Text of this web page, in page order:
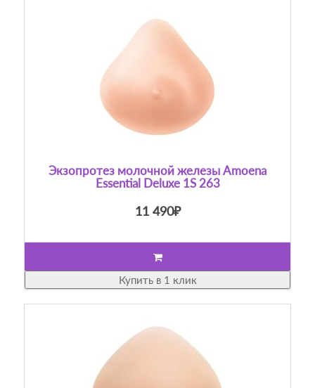
Экзопротез молочной железы Amoena
Essential Deluxe 1S 263
11 490₽
Купить в 1 клик